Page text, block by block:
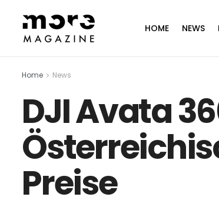
HOME NEWS
Home News
DJI Avata
Preise